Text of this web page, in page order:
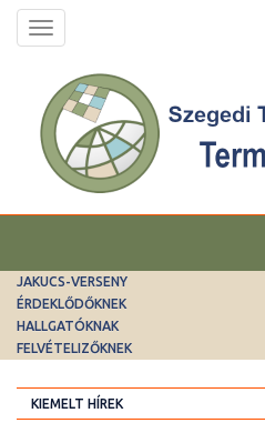
Toggle
navigation
JAKUCS-VERSENY
ÉRDEKLŐDŐKNEK
HALLGATÓKNAK
FELVÉTELIZŐKNEK
KIEMELT HÍREK